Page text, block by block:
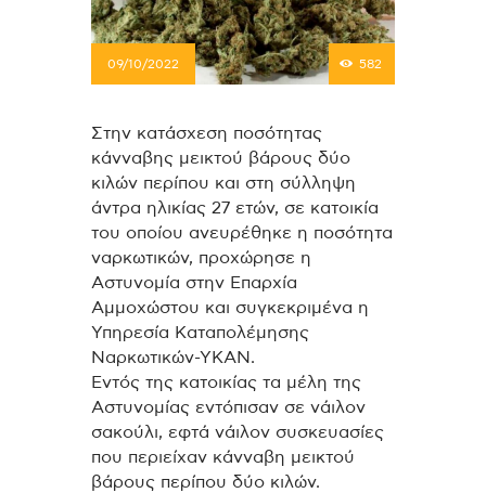
09/10/2022 582
Στην κατάσχεση ποσότητας
κάνναβης μεικτού βάρους δύο
κιλών περίπου και στη σύλληψη
άντρα ηλικίας 27 ετών, σε κατοικία
του οποίου ανευρέθηκε η ποσότητα
ναρκωτικών, προχώρησε η
Αστυνομία στην Επαρχία
Αμμοχώστου και συγκεκριμένα η
Υπηρεσία Καταπολέμησης
Ναρκωτικών-ΥΚΑΝ.
Εντός της κατοικίας τα μέλη της
Αστυνομίας εντόπισαν σε νάιλον
σακούλι, εφτά νάιλον συσκευασίες
που περιείχαν κάνναβη μεικτού
βάρους περίπου δύο κιλών.